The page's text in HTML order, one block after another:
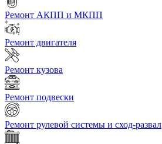
Ремонт АКПП и МКПП
Ремонт двигателя
Ремонт кузова
Ремонт подвески
Ремонт рулевой системы и сход-развал